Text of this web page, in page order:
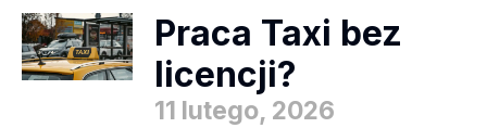
Praca Taxi bez
licencji?
11 lutego, 2026